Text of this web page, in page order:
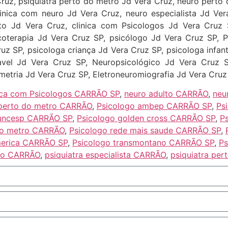
com neuro Jd Vera Cruz, neuro especialista Jd
Jd Vera Cruz, clinica com Psicologos Jd Vera Cruz
Jd Vera Cruz SP, psicólogo Jd Vera Cruz SP,
SP, psicologa criança Jd Vera Cruz SP, psicologa
Jd Vera Cruz SP, Neuropsicológico Jd Vera Cruz
Jd Vera Cruz SP, Eletroneuromiografia Jd Vera Cruz
com Psicologos CARRÃO SP, neuro adulto CARRÃO,
do metro CARRÃO, Psicologo ambep CARRÃO SP,
CARRÃO SP, Psicologo golden cross CARRÃO SP,
metro CARRÃO, Psicologo rede mais saude CARRÃO SP,
CARRÃO SP, Psicologo transmontano CARRÃO SP,
CARRÃO, psiquiatra especialista CARRÃO, psiquiatra